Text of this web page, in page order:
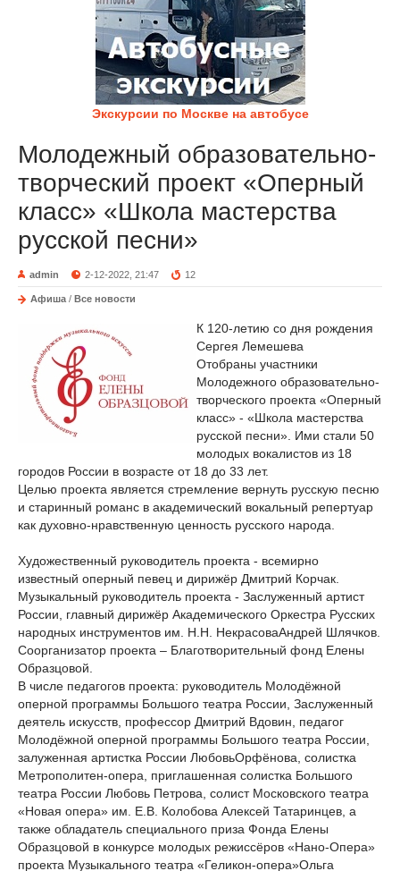
Экскурсии по Москве на автобусе
Молодежный образовательно-
творческий проект «Оперный
класс» «Школа мастерства
русской песни»
admin 2-12-2022, 21:47 12
Афиша / Все новости
К 120-летию со дня рождения
Сергея Лемешева
Отобраны участники
Молодежного образовательно-
творческого проекта «Оперный
класс» - «Школа мастерства
русской песни». Ими стали 50
молодых вокалистов из 18
городов России в возрасте от 18 до 33 лет.
Целью проекта является стремление вернуть русскую песню
и старинный романс в академический вокальный репертуар
как духовно-нравственную ценность русского народа.
Художественный руководитель проекта - всемирно
известный оперный певец и дирижёр Дмитрий Корчак.
Музыкальный руководитель проекта - Заслуженный артист
России, главный дирижёр Академического Оркестра Русских
народных инструментов им. Н.Н. НекрасоваАндрей Шлячков.
Соорганизатор проекта – Благотворительный фонд Елены
Образцовой.
В числе педагогов проекта: руководитель Молодёжной
оперной программы Большого театра России, Заслуженный
деятель искусств, профессор Дмитрий Вдовин, педагог
Молодёжной оперной программы Большого театра России,
залуженная артистка России ЛюбовьОрфёнова, солистка
Метрополитен-опера, приглашенная солистка Большого
театра России Любовь Петрова, солист Московского театра
«Новая опера» им. Е.В. Колобова Алексей Татаринцев, а
также обладатель специального приза Фонда Елены
Образцовой в конкурсе молодых режиссёров «Нано-Опера»
проекта Музыкального театра «Геликон-опера»Ольга